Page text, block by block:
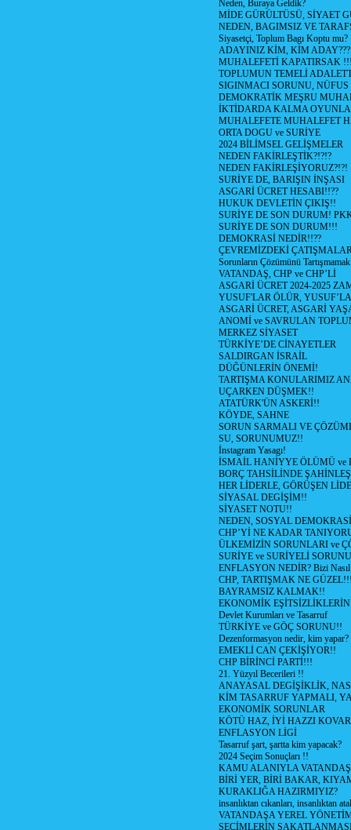
Neden, Buraya Geldik?
MİDE GÜRÜLTÜSÜ, SİYAET
NEDEN, BAGIMSIZ VE
Siyasetçi, Toplum Bagı Koptu mu?
ADAYINIZ KİM, KİM ADAY???
MUHALEFETİ KAPATIRSAK
TOPLUMUN TEMELİ
SIGINMACI SORUNU,
DEMOKRATİK MEŞRU
İKTİDARDA KALMA
MUHALEFETE MUHALEFET
ORTA DOGU ve SURİYE
2024 BİLİMSEL GELİŞMELER
NEDEN FAKİRLEŞTİK?!?!?
NEDEN FAKİRLEŞİYORUZ?!?!
SURİYE DE, BARIŞIN İNŞASI
ASGARİ ÜCRET HESABI!!??
HUKUK DEVLETİN ÇIKIŞ!!
SURİYE DE SON DURUM!
SURİYE DE SON DURUM!!!
DEMOKRASİ NEDİR!!??
ÇEVREMİZDEKİ
Sorunların Çözümünü
VATANDAŞ, CHP ve CHP’Lİ
ASGARİ ÜCRET 2024-2025
YUSUF'LAR ÖLÜR,
ASGARİ ÜCRET, ASGARİ
ANOMİ ve SAVRULAN
MERKEZ SİYASET
TÜRKİYE’DE CİNAYETLER
SALDIRGAN İSRAİL
DÜĞÜNLERİN ÖNEMİ!
TARTIŞMA KONULARIMIZ
UÇARKEN DÜŞMEK!!
ATATÜRK'ÜN ASKERİ!!
KÖYDE, SAHNE
SORUN SARMALI VE
SU, SORUNUMUZ!!
İnstagram Yasagı!
İSMAİL HANİYYE ÖLÜMÜ ve
BORÇ TAHSİLİNDE
HER LİDERLE, GÖRÜŞEN
SİYASAL DEGİŞİM!!
SİYASET NOTU!!
NEDEN, SOSYAL
CHP’Yİ NE KADAR
ÜLKEMİZİN SORUNLARI ve
SURİYE ve SURİYELİ
ENFLASYON NEDİR? Bizi
CHP, TARTIŞMAK NE
BAYRAMSIZ KALMAK!!
EKONOMİK
Devlet Kurumları ve Tasarruf
TÜRKİYE ve GÖÇ SORUNU!!
Dezenformasyon nedir, kim yapar?
EMEKLİ CAN ÇEKİŞİYOR!!
CHP BİRİNCİ PARTİ!!!
21. Yüzyıl Becerileri !!
ANAYASAL DEGİŞİKLİK,
KİM TASARRUF YAPMALI,
EKONOMİK SORUNLAR
KÖTÜ HAZ, İYİ HAZZI
ENFLASYON LİGİ
Tasarruf şart, şartta kim yapacak?
2024 Seçim Sonuçları !!
KAMU ALANIYLA
BİRİ YER, BİRİ BAKAR,
KURAKLIĞA HAZIRMIYIZ?
insanlıktan cıkanları, insanlıktan
VATANDAŞA YEREL
SEÇİMLERİN